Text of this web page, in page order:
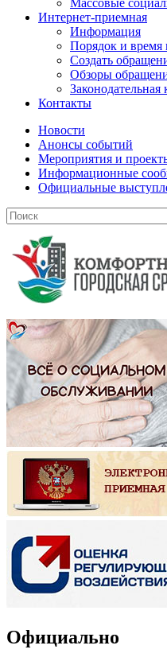
Массовые
Интернет-приемная
Информация
Порядок и время
Создать
Обзоры
Законодательная
Контакты
Новости
Анонсы событий
Мероприятия и
Информационные
Официальные
Официально